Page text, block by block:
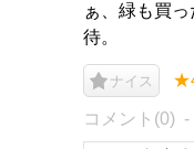
ぁ、緑も買
待。
ナイス
コメント(0)